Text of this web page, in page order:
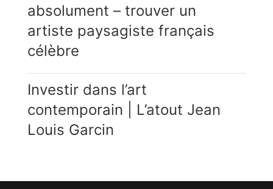
absolument – trouver un
artiste paysagiste français
célèbre
Investir dans l’art
contemporain | L’atout Jean
Louis Garcin